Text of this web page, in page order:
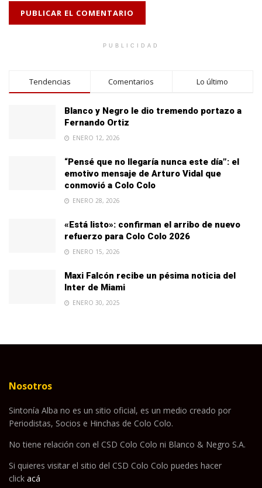
PUBLICIDAD
Tendencias Comentarios Lo último
Blanco y Negro le dio tremendo portazo a
Fernando Ortiz
ENERO 12, 2026
“Pensé que no llegaría nunca este día”: el
emotivo mensaje de Arturo Vidal que
conmovió a Colo Colo
ENERO 28, 2026
«Está listo»: confirman el arribo de nuevo
refuerzo para Colo Colo 2026
ENERO 15, 2026
Maxi Falcón recibe un pésima noticia del
Inter de Miami
ENERO 30, 2025
Nosotros
Sintonía Alba no es un sitio oficial, es un medio creado por
Periodistas, Socios e Hinchas de Colo Colo.
No tiene relación con el CSD Colo Colo ni Blanco & Negro S.A.
Si quieres visitar el sitio del CSD Colo Colo puedes hacer
click acá